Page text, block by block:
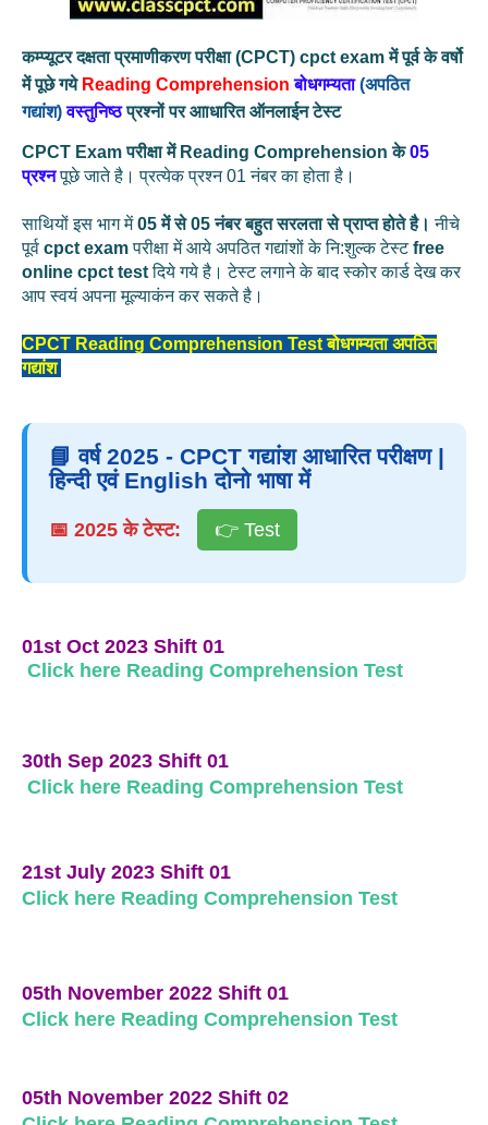
कम्‍प्‍यूटर दक्षता प्रमाणीकरण परीक्षा (CPCT) cpct exam में पूर्व के वर्षो
में पूछे गये Reading Comprehensionबोधगम्‍यता(अपठित
गद्यांश) वस्‍तुनिष्‍ठप्रश्‍नों पर आाधारित ऑनलाईन टेस्‍ट
CPCT Exam परीक्षा में Reading Comprehension के05
प्रश्‍न पूछे जाते है। प्रत्‍येक प्रश्‍न 01 नंबर का होता है।
साथियों इस भाग में05 में से 05 नंबर बहुत सरलता से प्राप्‍त होते है। नीचे
पूर्व cpct examपरीक्षा में आये अपठित गद्यांशोंके नि:शुल्‍क टेस्‍टfree
online cpct testदिये गये है। टेस्‍ट लगाने के बाद स्‍कोर कार्ड देख कर
आप स्‍वयं अपना मूल्‍याकंन कर सकते है।
CPCT Reading Comprehension Test बोधगम्‍यता अपठित
गद्यांश
📘 वर्ष 2025 - CPCT गद्यांश आधारित परीक्षण |
हिन्‍दी एवं English दोनो भाषा में
📅 2025 के टेस्‍ट: 👉 Test
01st Oct 2023 Shift 01
Click here Reading Comprehension Test
30th Sep 2023 Shift 01
Click here Reading Comprehension Test
21st July 2023 Shift 01
Click here Reading Comprehension Test
05th November 2022 Shift 01
Click here Reading Comprehension Test
05th November 2022 Shift 02